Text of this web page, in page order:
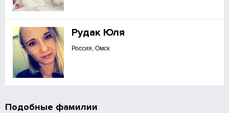
Рудак Юля
Россия, Омск
Подобные фамилии